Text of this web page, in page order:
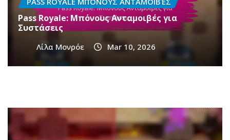
Pass Royale: Μπόνους Ανταμοιβές για
Συστάσεις
Λίλα Μονρόε Mar 10, 2026